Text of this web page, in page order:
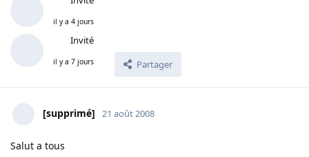
il y a 4 jours
Invité
il y a 7 jours Partager
[supprimé] 21 août 2008
Salut a tous